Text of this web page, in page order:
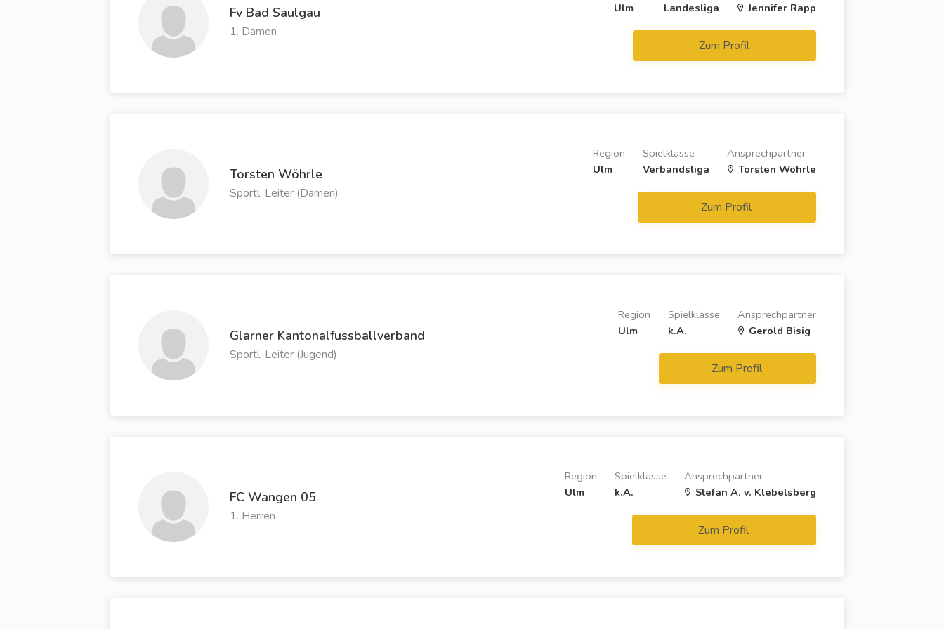
Fv Bad Saulgau
1. Damen
Jennifer Rapp
Landesliga
Ulm
Zum Profil
Torsten Wöhrle
Sportl. Leiter (Damen)
Ansprechpartner
Torsten Wöhrle
Spielklasse
Verbandsliga
Region
Ulm
Zum Profil
Glarner Kantonalfussballverband
Sportl. Leiter (Jugend)
Ansprechpartner
Gerold Bisig
Spielklasse
k.A.
Region
Ulm
Zum Profil
FC Wangen 05
1. Herren
Ansprechpartner
Stefan A. v. Klebelsberg
Spielklasse
k.A.
Region
Ulm
Zum Profil